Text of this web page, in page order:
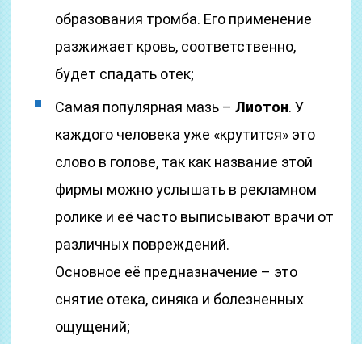
образования тромба. Его применение
разжижает кровь, соответственно,
будет спадать отек;
Самая популярная мазь –Лиотон. У
каждого человека уже «крутится» это
слово в голове, так как название этой
фирмы можно услышать в рекламном
ролике и её часто выписывают врачи от
различных повреждений.
Основное её предназначение – это
снятие отека, синяка и болезненных
ощущений;